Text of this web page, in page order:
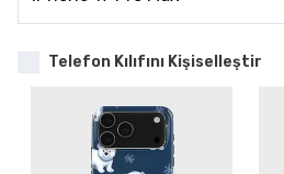
Telefon Kılıfını Kişiselleştir